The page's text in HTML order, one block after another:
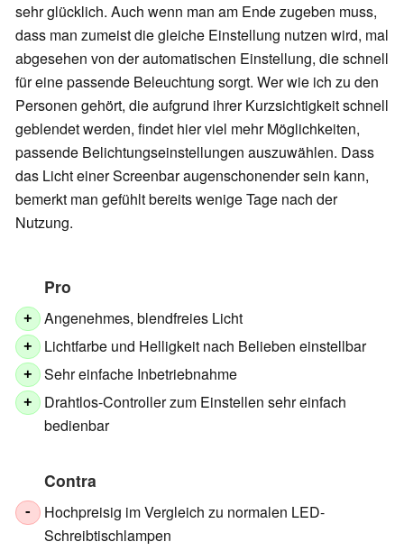
sehr glücklich. Auch wenn man am Ende zugeben muss,
dass man zumeist die gleiche Einstellung nutzen wird, mal
abgesehen von der automatischen Einstellung, die schnell
für eine passende Beleuchtung sorgt. Wer wie ich zu den
Personen gehört, die aufgrund ihrer Kurzsichtigkeit schnell
geblendet werden, findet hier viel mehr Möglichkeiten,
passende Belichtungseinstellungen auszuwählen. Dass
das Licht einer Screenbar augenschonender sein kann,
bemerkt man gefühlt bereits wenige Tage nach der
Nutzung.
Pro
+ Angenehmes, blendfreies Licht
+ Lichtfarbe und Helligkeit nach Belieben einstellbar
+ Sehr einfache Inbetriebnahme
+
Drahtlos-Controller zum Einstellen sehr einfach
bedienbar
Contra
-
Hochpreisig im Vergleich zu normalen LED-
Schreibtischlampen